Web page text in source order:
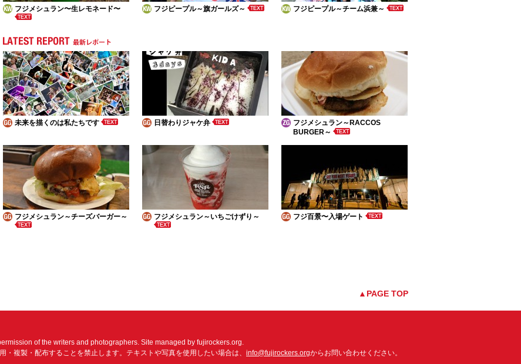
フジメシュラン〜生レモネード〜 フジピープル～旗ガールズ～ フジピープル～チーム浜兼～
未来を描くのは私たちです 日替わりジャケ弁
フジメシュラン～RACCOS
BURGER～
フジメシュラン～チーズバーガー～ フジメシュラン～いちごけずり～ フジ百景〜入場ゲート
▲PAGE TOP
of the writers and photographers. Site managed by fujirockers.org.
・複製・配布することを禁止します。テキストや写真を使用したい場合は、 info@fujirockers.orgからお問い合わせください。